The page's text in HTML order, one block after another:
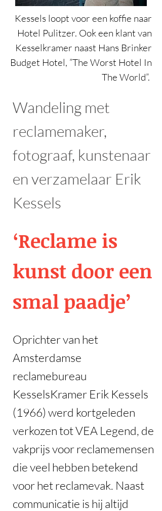
Kessels loopt voor een koffie naar
Hotel Pulitzer. Ook een klant van
Kesselkramer naast Hans Brinker
Budget Hotel, ”The Worst Hotel In
The World”.
Wandeling met
reclamemaker,
fotograaf, kunstenaar
en verzamelaar Erik
Kessels
‘Reclame is
kunst door een
smal paadje’
Oprichter van het
Amsterdamse
reclamebureau
KesselsKramer Erik Kessels
(1966) werd kortgeleden
verkozen tot VEA Legend, de
vakprijs voor reclamemensen
die veel hebben betekend
voor het reclamevak. Naast
communicatie is hij altijd